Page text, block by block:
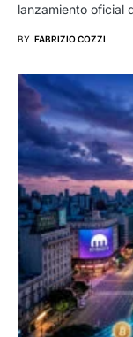
lanzamiento oficial
BY FABRIZIO COZZI